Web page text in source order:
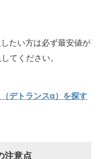
たい方は必ず最安値が
てください。
デトランスα）を探す
注意点